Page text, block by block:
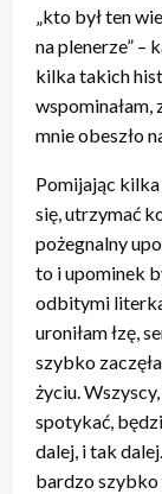
„kto był ten
na plenerze” –
kilka takich
wspominałam,
mnie obeszło
Pomijając
się, utrzymać
pożegnalny
to i upominek
odbitymi
uroniłam łzę,
szybko
życiu.
spotykać,
dalej, i tak
bardzo szybko